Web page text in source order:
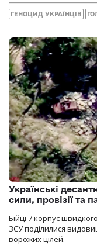
ГЕНОЦИД УКРАЇНЦІВ
Українські
сили, провізії та
Бійці 7 корпус
ЗСУ поділилися
ворожих цілей.